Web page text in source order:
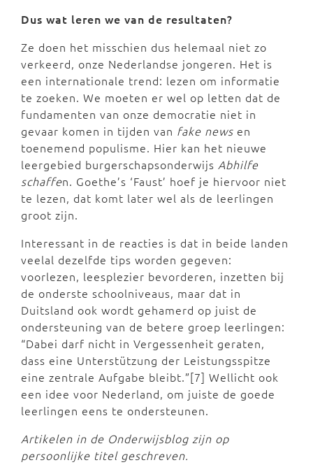
Dus wat leren we van de resultaten?
Ze doen het misschien dus helemaal niet zo
verkeerd, onze Nederlandse jongeren. Het is
een internationale trend: lezen om informatie
te zoeken. We moeten er wel op letten dat de
fundamenten van onze democratie niet in
gevaar komen in tijden van fake news en
toenemend populisme. Hier kan het nieuwe
leergebied burgerschapsonderwijs Abhilfe
schaffen. Goethe’s ‘Faust’ hoef je hiervoor niet
te lezen, dat komt later wel als de leerlingen
groot zijn.
Interessant in de reacties is dat in beide landen
veelal dezelfde tips worden gegeven:
voorlezen, leesplezier bevorderen, inzetten bij
de onderste schoolniveaus, maar dat in
Duitsland ook wordt gehamerd op juist de
ondersteuning van de betere groep leerlingen:
“Dabei darf nicht in Vergessenheit geraten,
dass eine Unterstützung der Leistungsspitze
eine zentrale Aufgabe bleibt.”[7] Wellicht ook
een idee voor Nederland, om juiste de goede
leerlingen eens te ondersteunen.
Artikelen in de Onderwijsblog zijn op
persoonlijke titel geschreven.